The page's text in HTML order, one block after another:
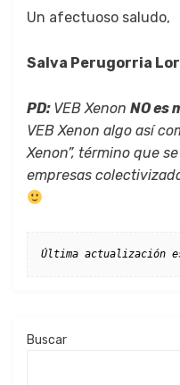
Un afec­tu­oso salu­do,
Sal­va Peru­gor­ria
PD: VEB Xenon NO es
VEB Xenon algo así
Xenon”, tér­mi­no que
empre­sas
Última actualización
Buscar